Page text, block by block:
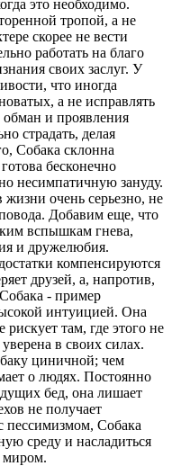
это необходимо.
тропой, а не
скорее не вести
работать на благо
своих заслуг. У
что иногда
а не исправлять
и проявления
страдать, делая
Собака склонна
бесконечно
несимпатичную зануду.
очень серьезно, не
Добавим еще, что
вспышкам гнева,
и дружелюбия.
компенсируются
друзей, а, напротив,
- пример
интуицией. Она
рискует там, где этого не
в своих силах.
циничной; чем
о людях. Постоянно
бед, она лишает
не получает
пессимизмом, Собака
среду и насладиться
миром.